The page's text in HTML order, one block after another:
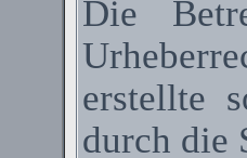
Die
erstellte
durch die